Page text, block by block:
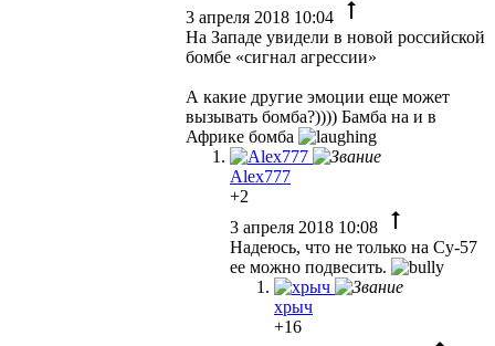
3 апреля 2018 10:04
На Западе увидели в новой российской
бомбе «сигнал агрессии»
А какие другие эмоции еще может
вызывать бомба?)))) Бамба на и в
Африке бомба
Alex777
+2
3 апреля 2018 10:08
Надеюсь, что не только на Су-57
ее можно подвесить.
хрыч
+16